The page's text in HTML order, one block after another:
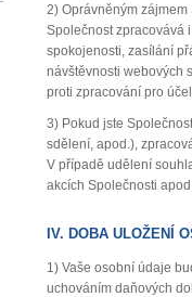
2) Oprávněným
Společnost zpracovává
spokojenosti, zasílání
návštěvnosti webových
proti zpracování pro
3) Pokud jste
sdělení, apod.),
V případě udělení
akcích Společnosti
IV. DOBA ULOŽENÍ
1) Vaše osobní údaje
uchováním daňových